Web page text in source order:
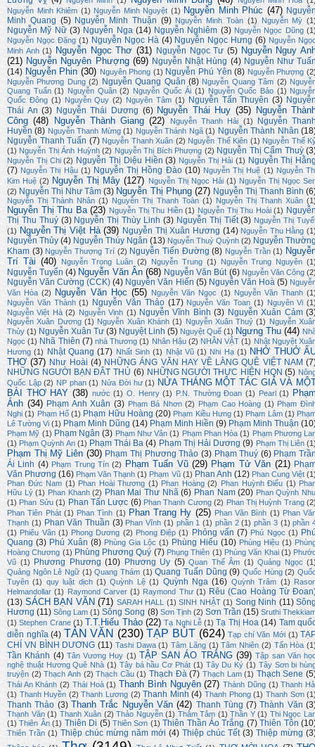
Nguyễn Minh Khiêm (1) Nguyễn Minh Nguyệt (1) Nguyễn Minh Phúc (47)
Minh Quang (5) Nguyễn Minh Thuận (9) Nguyễn Minh Toàn (1) Nguyễn Mỳ
Nguyễn Mỹ Nữ (3) Nguyễn Nga (14) Nguyễn Nghiêm (3) Nguyễn Ngọc Dũng
Nguyễn Ngọc Đặng (1) Nguyễn Ngọc Hà (4) Nguyễn Ngọc Hưng (6) Nguyễn
Minh Anh (1) Nguyễn Ngọc Thơ (31) Nguyễn Ngọc Tư (5) Nguyễn Nguy
(21) Nguyễn Nguyên Phượng (69) Nguyễn Nhật Hùng (4) Nguyễn Như
(14) Nguyễn Phin (30) Nguyên Phong (1) Nguyễn Phú Yên (8) Nguyễn Phượng
Nguyễn Phương Dung (2) Nguyễn Quang Quân (8) Nguyễn Quang Tâm (2)
Quang Tuấn (1) Nguyễn Quân (2) Nguyễn Quốc Ái (1) Nguyễn Quốc Bảo (1)
Quốc Đông (1) Nguyễn Quy (2) Nguyên Tâm (1) Nguyễn Tấn Thuyên (3)
Thái An (3) Nguyễn Thái Dương (6) Nguyễn Thái Huy (35)
Nguyễn
Công (48) Nguyễn Thành Giang (22) Nguyễn Thanh Hải (1)
Nguyễn
Huyền (8) Nguyễn Thanh Mừng (1) Nguyễn Thánh Ngã (1) Nguyễn Thành Nhân
Nguyễn Thanh Tuấn (7) Nguyễn Thanh Xuân (2) Nguyễn Thế Kiên (1) Nguyễn Thế
(1) Nguyễn Thị Ánh Huỳnh (2) Nguyễn Thị Bích Phượng (2) Nguyễn Thị Cẩm Thuỳ
Nguyễn Thị Chi (2) Nguyễn Thị Diệu Hiền (3) Nguyễn Thị Hải (1) Nguyễn Thị
(7) Nguyễn Thị Hậu (1) Nguyễn Thị Hồng Đào (10) Nguyễn Thị Huệ (1) Nguyễn
Kim Huệ (2) Nguyễn Thị Mây (127) Nguyễn Thị Ngọc Hải (1) Nguyễn Thị Ngọc
(2) Nguyễn Thị Như Tâm (3) Nguyễn Thị Phụng (27) Nguyễn Thị Thanh Bình
Nguyễn Thị Thành Nhân (1) Nguyễn Thị Thanh Toàn (1) Nguyễn Thị Thanh Xuân
Nguyễn Thị Thu Ba (23) Nguyễn Thị Thu Hiền (1) Nguyễn Thị Thu Hoài (1)
Thị Thu Thuý (3) Nguyễn Thị Thùy Linh (3) Nguyễn Thị Tiết (3) Nguyễn Thị
(1) Nguyễn Thị Việt Hà (39) Nguyễn Thị Xuân Hương (14) Nguyễn Thu Hằng
Nguyễn Thủy (4) Nguyễn Thúy Ngân (13) Nguyễn Thuý Quỳnh (2) Nguyễn
Kham (3) Nguyễn Thượng Trí (2) Nguyễn Tiến Đường (8) Nguyễn Trần (1)
Trí Tài (40) Nguyễn Trọng Luân (2) Nguyễn Trung (1) Nguyễn Trung Nguyên
Nguyễn Tuyển (4) Nguyễn Văn Ân (68) Nguyễn Văn Bút (6) Nguyễn Văn Công
Nguyễn Văn Cường (CCK) (4) Nguyễn Văn Hiến (5) Nguyễn Văn Hoà (5)
Văn Hòa (2) Nguyễn Văn Học (55) Nguyễn Văn Ngọc (1) Nguyễn Văn Thanh
Nguyễn Văn Thành (1) Nguyễn Văn Thảo (17) Nguyễn Văn Toan (1) Nguyên Vi
Nguyễn Việt Hà (2) Nguyễn Vinh (1) Nguyễn Vĩnh Bình (3) Nguyễn Xuân Cảm
Nguyễn Xuân Dương (1) Nguyễn Xuân Khánh (1) Nguyễn Xuân Thuỷ (1) Nguyễn
Thủy (1) Nguyễn Xuân Tư (3) Nguyệt Linh (5) Nguyệt Quế (1) Ngưng Thu (44)
Ngọc (1) Nhã Thiên (7) nhà Thương (1) Nhân Hậu (2) NHÂN VẬT (1) Nhật Nguyệt
Hương (1) Nhật Quang (17) Nhất Sinh (1) Nhật Vũ (1) Nhi Hạ (1) NHỚ THUỞ
THƠ (37) Như Hoài (4) NHỮNG ÁNG VĂN HAY VỀ LÀNG QUÊ VIỆT NAM
NHỮNG NGƯỜI BẠN ĐÂT THỦ (6) NHỮNG NGƯỜI THỰC HIỆN HQN (5)
Quốc Lập (2) NP phan (1) Nửa Đời hư (1) NỬA THÁNG MỘT TÁC GIẢ VÀ
BÀI THƠ HAY (38) nước (1) O. Henry (1) P.N. Thường Đoan (1) Pearl (1)
Ánh (34) Phạm Anh Xuân (3) Phạm Bá Nhơn (2) Phạm Cao Hoàng (1) Phạm
Nghi (1) Phạm Hổ (1) Phạm Hữu Hoàng (20) Phạm Kiều Hưng (1) Phạm Lâm (1)
Lê Tường Vi (1) Phạm Minh Dũng (14) Phạm Minh Hiền (9) Phạm Minh Thuận
Phạm Mỹ (1) Phạm Ngân (3) Phạm Như Vân (1) Phạm Phan Hòa (1) Phạm Phương
(1) Phạm Quỳnh An (1) Phạm Thái Ba (4) Phạm Thị Hải Dương (9) Phạm Thị Liên
Phạm Thị Mỹ Liên (30) Phạm Thị Phương Thảo (3) Phạm Thuý (6) Phạm
Ái Linh (4) Phạm Trung Tín (2) Phạm Tuấn Vũ (29) Phạm Tử Văn (21)
Văn Phương (16) Phạm Văn Thạnh (1) Phạm Vũ (1) Phan Anh (12) Phan Cung Việt
Phan Đức Nam (1) Phan Hoài Thương (1) Phan Hoàng (2) Phan Huỳnh Điểu (1)
Hữu Lý (1) Phan Khanh (2) Phan Mai Thư Nhã (6) Phan Nam (20) Phan Quỳnh
(1) Phan Sửu (1) Phan Tấn Lược (6) Phan Thanh Cương (2) Phan Thị Huỳnh Trang
Phan Tiên Phát (1) Phan Tình (1) Phan Trang Hy (25) Phan Văn Bình (1) Phan
Thạnh (1) Phan Văn Thuần (3) Phan Vĩnh (1) phần 1 (1) phần 2 (1) phần 3 (1) phần
(1) Phiêu Vân (1) Phong Dương (2) Phong Điệp (1) Phỏng vấn (7) Phú Ngọc (1)
Quang (3) Phú Xuân (8) Phùng Gia Lộc (1) Phùng Hiếu (10) Phùng Hiệu (1)
Hoàng Chương (1) Phùng Phương Quý (7) Phụng Thiên (1) Phùng Văn Khai (1)
Vũ (1) Phương Phương (10) Phương Uy (5) Quan Thế Âm (1) Quảng Ngọc
Quảng Ngôn Lê Ngữ (1) Quang Thám (1) Quang Tuấn Dũng (9) Quốc Hùng (2)
Tuyên (1) quy luật dịch (1) Quỳnh Lệ (1) Quỳnh Nga (16) Quỳnh Trâm (1)
Helmandollar (1) Raymond Carver (1) Raymond Thư (1) Rêu (Cao Hoàng Từ
(13) SÁCH BẠN VĂN (71) SARAH HALL (1) SINH NHẬT (1) Song Ninh (11)
Hương (11) Sông Lam (1) Sông Song (8) Sơn Tịnh (2) Sơn Trần (15) Sruthi
(1) Stephen Crane (1) T.T.Hiếu Thảo (22) Tạ Nghi Lễ (1) Tạ Thị Hoa (14) Tam
diễn nghĩa (4) TẢN VĂN (230) TẠP BÚT (624) Tạp chí Văn Mới (1)
CHÍ VN BÌNH DƯƠNG (11) Tashi Dawa (1) Tâm Lãng (1) Tâm Nhiên (2) Tấn Hòa
Tần Khánh (4) Tân Vương Huy (1) TẬP SAN ÁO TRẮNG (39) Tập san Văn
nghệ thuật Hương Quê Nhà (1) Tây bá hầu Cơ Phát (1) Tây Du Ký (1) Tây Sơn bi
truyện (2) Thạch Anh (2) Thạch Cầu (1) Thạch Đà (7) Thạch Lam (1) Thạch Sene
Thái An Khánh (2) Thái Hoà (1) Thanh Bình Nguyên (27) Thành Dũng (1) Thanh
(1) Thanh Huyền (2) Thanh Lương (2) Thanh Minh (4) Thanh Phong (1) Thanh Sơn
Thanh Thảo (3) Thanh Trắc Nguyễn Văn (42) Thanh Tùng (7) Thành Văn
Thạnh Văn (1) Thanh Xuân (2) Thảo Nguyễn (1) Thâm Tâm (1) Thần Y (1) Thi Ngọc
(1) Thiên Ân (1) Thiên Di (5) Thiên Sơn (1) Thiên Thần Áo Trắng (7) Thiên Tôn
Thiên Trần (1) Thiệp chúc mừng năm mới (4) Thiệp chúc Tết (3) Thiệp mừng